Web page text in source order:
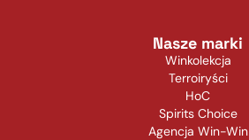
Nasze marki
Winkolekcja
Terroiryści
HoC
Spirits Choice
Agencja Win-Win